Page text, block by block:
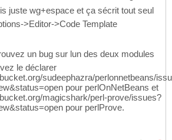
juste wg+espace et ça sécrit tout seul
>Editor->Code Template
un bug sur lun des deux modules
le déclarer
sudeephazra/perlonnetbeans/
pour perlOnNetBeans et
magicshark/perl-prove/issues?
pour perlProve.